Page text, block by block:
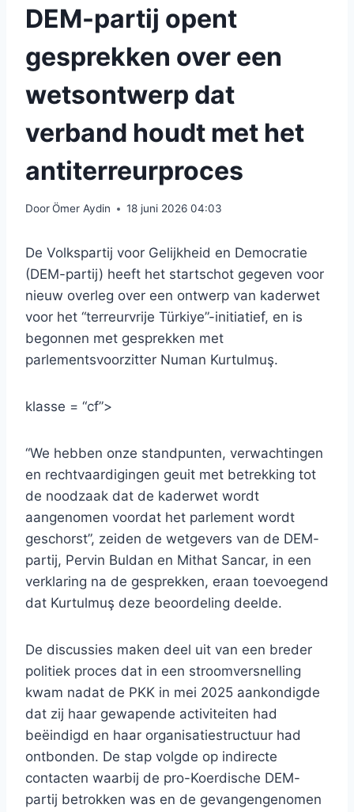
DEM-partij opent
gesprekken over een
wetsontwerp dat
verband houdt met het
antiterreurproces
DoorÖmer Aydin 18 juni 2026 04:03
De Volkspartij voor Gelijkheid en Democratie
(DEM-partij) heeft het startschot gegeven voor
nieuw overleg over een ontwerp van kaderwet
voor het “terreurvrije Türkiye”-initiatief, en is
begonnen met gesprekken met
parlementsvoorzitter Numan Kurtulmuş.
klasse = “cf”>
“We hebben onze standpunten, verwachtingen
en rechtvaardigingen geuit met betrekking tot
de noodzaak dat de kaderwet wordt
aangenomen voordat het parlement wordt
geschorst”, zeiden de wetgevers van de DEM-
partij, Pervin Buldan en Mithat Sancar, in een
verklaring na de gesprekken, eraan toevoegend
dat Kurtulmuş deze beoordeling deelde.
De discussies maken deel uit van een breder
politiek proces dat in een stroomversnelling
kwam nadat de PKK in mei 2025 aankondigde
dat zij haar gewapende activiteiten had
beëindigd en haar organisatiestructuur had
ontbonden. De stap volgde op indirecte
contacten waarbij de pro-Koerdische DEM-
partij betrokken was en de gevangengenomen